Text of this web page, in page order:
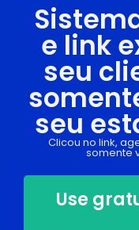
e link
seu
seu
Clicou no link,
somente
Use